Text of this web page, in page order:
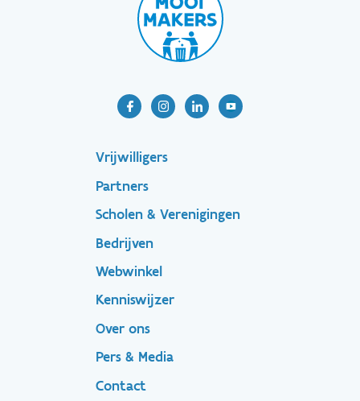
Footer-
menu
Vrijwilligers
Partners
Scholen & Verenigingen
Bedrijven
Footer
secondary
Webwinkel
Kenniswijzer
Over ons
Pers & Media
Contact